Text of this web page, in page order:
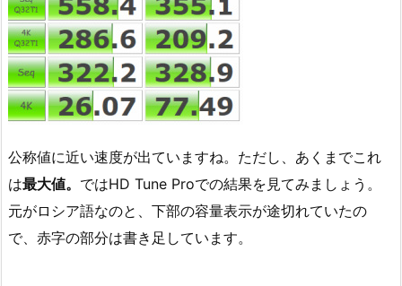
公称値に近い速度が出ていますね。ただし、あくまでこれ
は最大値。 ではHD Tune Proでの結果を見てみましょう。
元がロシア語なのと、下部の容量表示が途切れていたの
で、赤字の部分は書き足しています。